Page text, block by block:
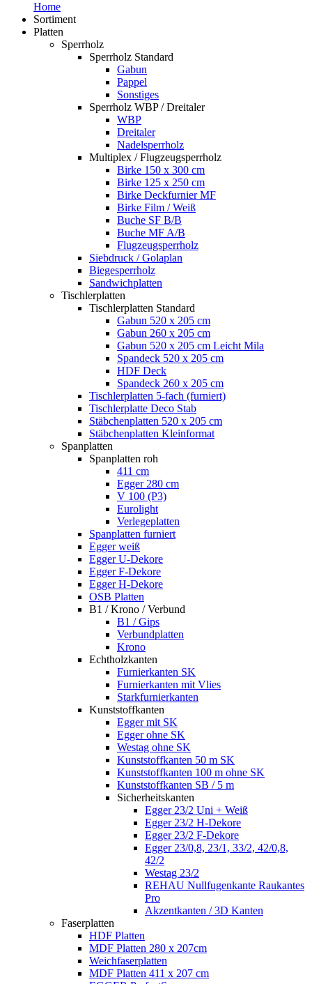
Home
Sortiment
Platten
Sperrholz
Sperrholz Standard
Gabun
Pappel
Sonstiges
Sperrholz WBP / Dreitaler
WBP
Dreitaler
Nadelsperrholz
Multiplex / Flugzeugsperrholz
Birke 150 x 300 cm
Birke 125 x 250 cm
Birke Deckfurnier MF
Birke Film / Weiß
Buche SF B/B
Buche MF A/B
Flugzeugsperrholz
Siebdruck / Golaplan
Biegesperrholz
Sandwichplatten
Tischlerplatten
Tischlerplatten Standard
Gabun 520 x 205 cm
Gabun 260 x 205 cm
Gabun 520 x 205 cm Leicht Mila
Spandeck 520 x 205 cm
HDF Deck
Spandeck 260 x 205 cm
Tischlerplatten 5-fach (furniert)
Tischlerplatte Deco Stab
Stäbchenplatten 520 x 205 cm
Stäbchenplatten Kleinformat
Spanplatten
Spanplatten roh
411 cm
Egger 280 cm
V 100 (P3)
Eurolight
Verlegeplatten
Spanplatten furniert
Egger weiß
Egger U-Dekore
Egger F-Dekore
Egger H-Dekore
OSB Platten
B1 / Krono / Verbund
B1 / Gips
Verbundplatten
Krono
Echtholzkanten
Furnierkanten SK
Furnierkanten mit Vlies
Starkfurnierkanten
Kunststoffkanten
Egger mit SK
Egger ohne SK
Westag ohne SK
Kunststoffkanten 50 m SK
Kunststoffkanten 100 m ohne SK
Kunststoffkanten SB / 5 m
Sicherheitskanten
Egger 23/2 Uni + Weiß
Egger 23/2 H-Dekore
Egger 23/2 F-Dekore
Egger 23/0,8, 23/1, 33/2, 42/0,8,
42/2
Westag 23/2
REHAU Nullfugenkante Raukantes
Pro
Akzentkanten / 3D Kanten
Faserplatten
HDF Platten
MDF Platten 280 x 207cm
Weichfaserplatten
MDF Platten 411 x 207 cm